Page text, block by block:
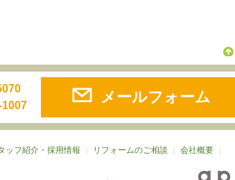
メールフォーム
ッフ紹介・採用情報 リフォームのご相談 会社概要｜